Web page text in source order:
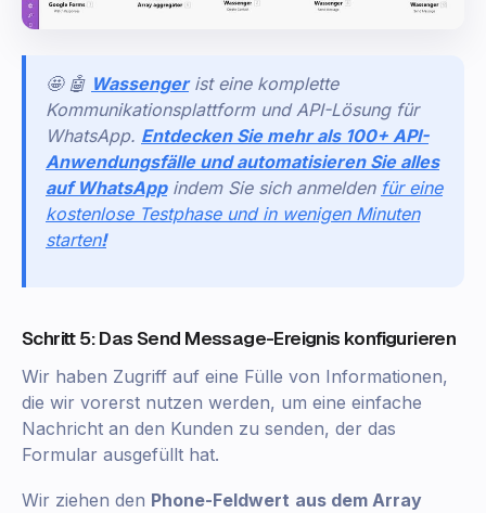
🤩 🤖 Wassenger ist eine komplette
Kommunikationsplattform und API-Lösung für
WhatsApp. Entdecken Sie mehr als 100+ API-
Anwendungsfälle und automatisieren Sie alles
auf WhatsApp indem Sie sich anmelden für eine
kostenlose Testphase und in wenigen Minuten
starten!
Schritt 5: Das Send Message-Ereignis konfigurieren
Wir haben Zugriff auf eine Fülle von Informationen,
die wir vorerst nutzen werden, um eine einfache
Nachricht an den Kunden zu senden, der das
Formular ausgefüllt hat.
Wir ziehen den Phone-Feldwert aus dem Array